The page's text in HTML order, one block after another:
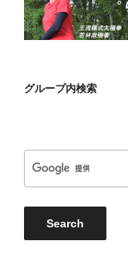
グループ内検索